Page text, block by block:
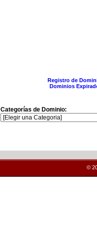
Registro de
Dominios
Categorías de Dominio:
©